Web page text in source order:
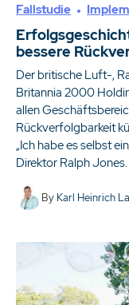
Fallstudie
bessere
Der britische Luft-,
Britannia 2000
allen
Rückverfolgbarkeit
„Ich habe es selbst
Direktor Ralph Jones.
By Karl Heinrich